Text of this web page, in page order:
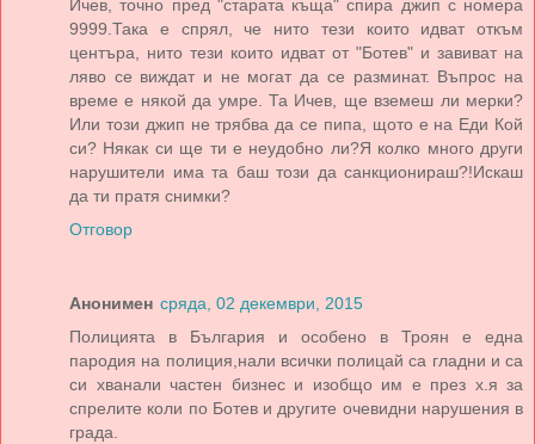
Ичев, точно пред "старата къща" спира джип с номера
9999.Така е спрял, че нито тези които идват откъм
центъра, нито тези които идват от "Ботев" и завиват на
ляво се виждат и не могат да се разминат. Въпрос на
време е някой да умре. Та Ичев, ще вземеш ли мерки?
Или този джип не трябва да се пипа, щото е на Еди Кой
си? Някак си ще ти е неудобно ли?Я колко много други
нарушители има та баш този да санкционираш?!Искаш
да ти пратя снимки?
Отговор
Анонимен сряда, 02 декември, 2015
Полицията в България и особено в Троян е една
пародия на полиция,нали всички полицай са гладни и са
си хванали частен бизнес и изобщо им е през х.я за
спрелите коли по Ботев и другите очевидни нарушения в
града.